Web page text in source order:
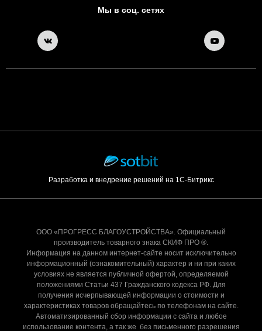
Мы в соц. сетях
Разработка и внедрение решений на 1С-Битрикс
ООО «ПРОГРЕСС БЛАГОУСТРОЙСТВА». Официальный
производитель товарного знака СКИФ ПРО ®.
Информация на данном интернет-сайте носит исключительно
информационный (ознакомительный) характер и ни при каких
условиях не является публичной офертой, определяемой
положениями Статьи 437 Гражданского кодекса РФ. Для
получения исчерпывающей информации о стоимости и
характеристиках товаров обращайтесь по телефонам на сайте.
Автоматизированный сбор информации с сайта и любое
использование контента, а так же без письменного разрешения